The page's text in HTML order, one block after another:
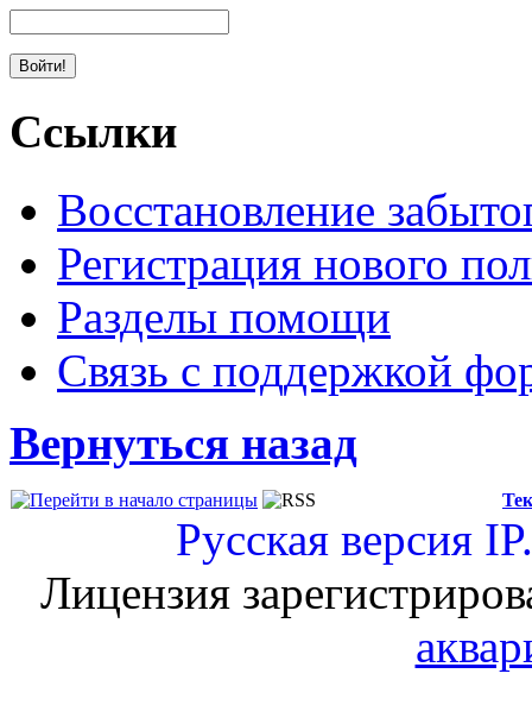
Ссылки
Восстановление
Регистрация нового
Разделы помощи
Связь с поддержкой
Вернуться назад
Русская версия
Лицензия